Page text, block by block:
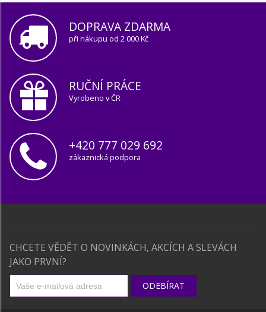
DOPRAVA ZDARMA
při nákupu od 2 000 Kč
RUČNÍ PRÁCE
Vyrobeno v ČR
+420 777 029 692
zákaznická podpora
CHCETE VĚDĚT O NOVINKÁCH, AKCÍCH A SLEVÁCH
JAKO PRVNÍ?